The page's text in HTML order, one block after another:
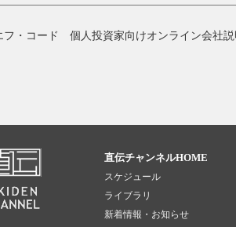
フ・コード 個人投資家向けオンライン会社説
直伝チャンネルHOME
スケジュール
ライブラリ
新着情報・お知らせ